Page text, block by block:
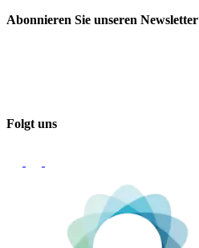
Abonnieren Sie unseren Newsletter
Folgt uns